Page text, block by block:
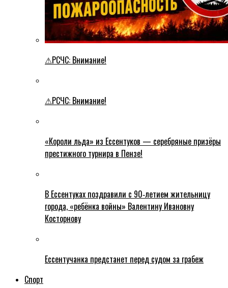
⚠РСЧС: Внимание!
⚠РСЧС: Внимание!
«Короли льда» из Ессентуков — серебряные призёры
престижного турнира в Пензе!
В Ессентуках поздравили с 90‑летием жительницу
города, «ребёнка войны» Валентину Ивановну
Косторнову
Ессентучанка предстанет перед судом за грабеж
Спорт